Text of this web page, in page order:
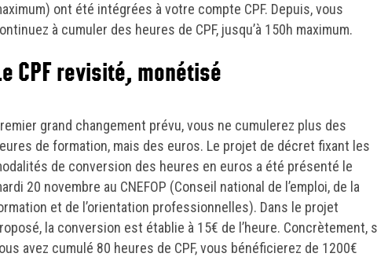
ont été intégrées à votre compte CPF. Depuis, vous
à cumuler des heures de CPF, jusqu’à 150h maximum.
CPF revisité, monétisé
grand changement prévu, vous ne cumulerez plus des
de formation, mais des euros. Le projet de décret fixant les
de conversion des heures en euros a été présenté le
20 novembre au CNEFOP (Conseil national de l’emploi, de la
et de l’orientation professionnelles). Dans le projet
la conversion est établie à 15€ de l’heure. Concrètement,
avez cumulé 80 heures de CPF, vous bénéficierez de 1200€